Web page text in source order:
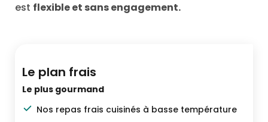
est flexible et sans engagement.
Le top du top
Le plan frais
Le plus gourmand
Nos repas frais cuisinés à basse température